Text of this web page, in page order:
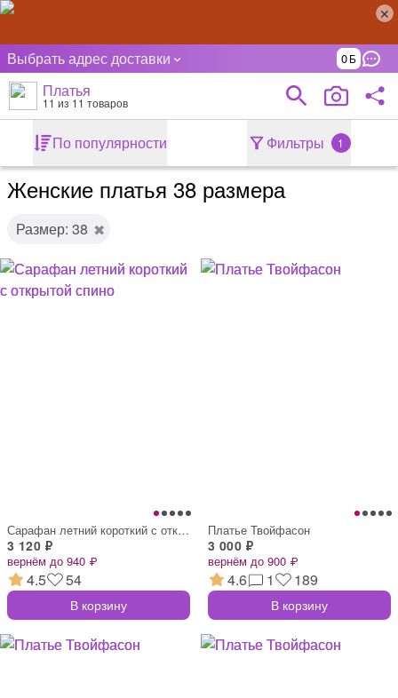
Выбрать адрес доставки 0
Платья
11 из 11 товаров
По популярности Фильтры 1
Женские платья 38 размера
Размер: 38
Сарафан летний короткий с открытой спино
3 120 ₽
вернём до 940 ₽
4.5 54
В корзину
Платье Твойфасон
3 000 ₽
вернём до 900 ₽
4.6 1 189
В корзину